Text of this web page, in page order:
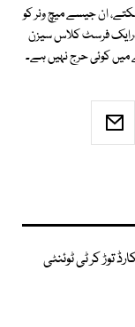
ان جیسے میچ ونر کو
فرسٹ کلاس سیزن
میں کوئی حرج نہیں ہے۔
توڑ کر ٹی ٹوئنٹی